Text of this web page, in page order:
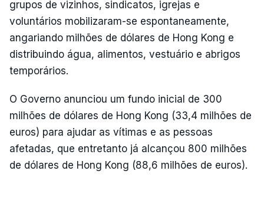
grupos de vizinhos, sindicatos, igrejas e
voluntários mobilizaram-se espontaneamente,
angariando milhões de dólares de Hong Kong e
distribuindo água, alimentos, vestuário e abrigos
temporários.
O Governo anunciou um fundo inicial de 300
milhões de dólares de Hong Kong (33,4 milhões de
euros) para ajudar as vítimas e as pessoas
afetadas, que entretanto já alcançou 800 milhões
de dólares de Hong Kong (88,6 milhões de euros).